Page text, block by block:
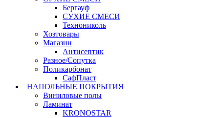
Бергауф
СУХИЕ СМЕСИ
Технониколь
Хозтовары
Магазин
Антисептик
Разное/Сопутка
Поликарбонат
СафПласт
НАПОЛЬНЫЕ ПОКРЫТИЯ
Виниловые полы
Ламинат
KRONOSTAR